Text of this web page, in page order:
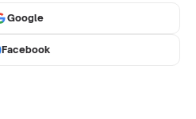
Google
Facebook